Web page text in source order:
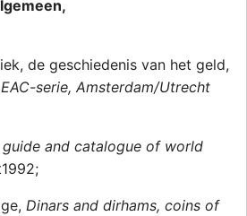
de geschiedenis van het geld,
serie, Amsterdam/Utrecht
and catalogue of world
Dinars and dirhams, coins of